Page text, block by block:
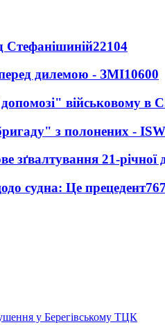
Стефанішиній22104
дилемою - ЗМІ10600
військовому в
з полонених - ISW
зґвалтування 21-річної
судна: Це прецедент